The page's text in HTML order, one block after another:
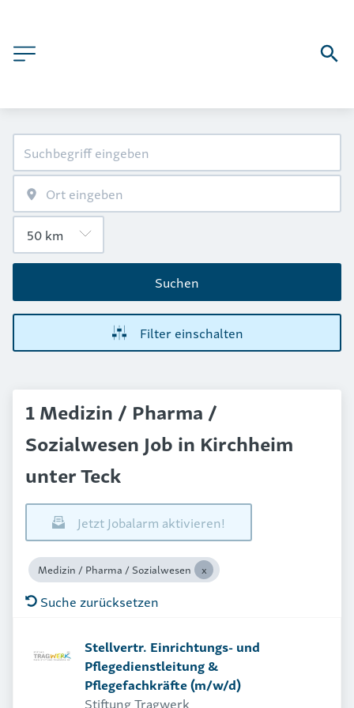
Suchen
Filter einschalten
1 Medizin / Pharma /
Sozialwesen Job in Kirchheim
unter Teck
Jetzt Jobalarm aktivieren!
Medizin / Pharma / Sozialwesen
Suche zurücksetzen
Stellvertr. Einrichtungs- und
Pflegedienstleitung &
Pflegefachkräfte (m/w/d)
Stiftung Tragwerk